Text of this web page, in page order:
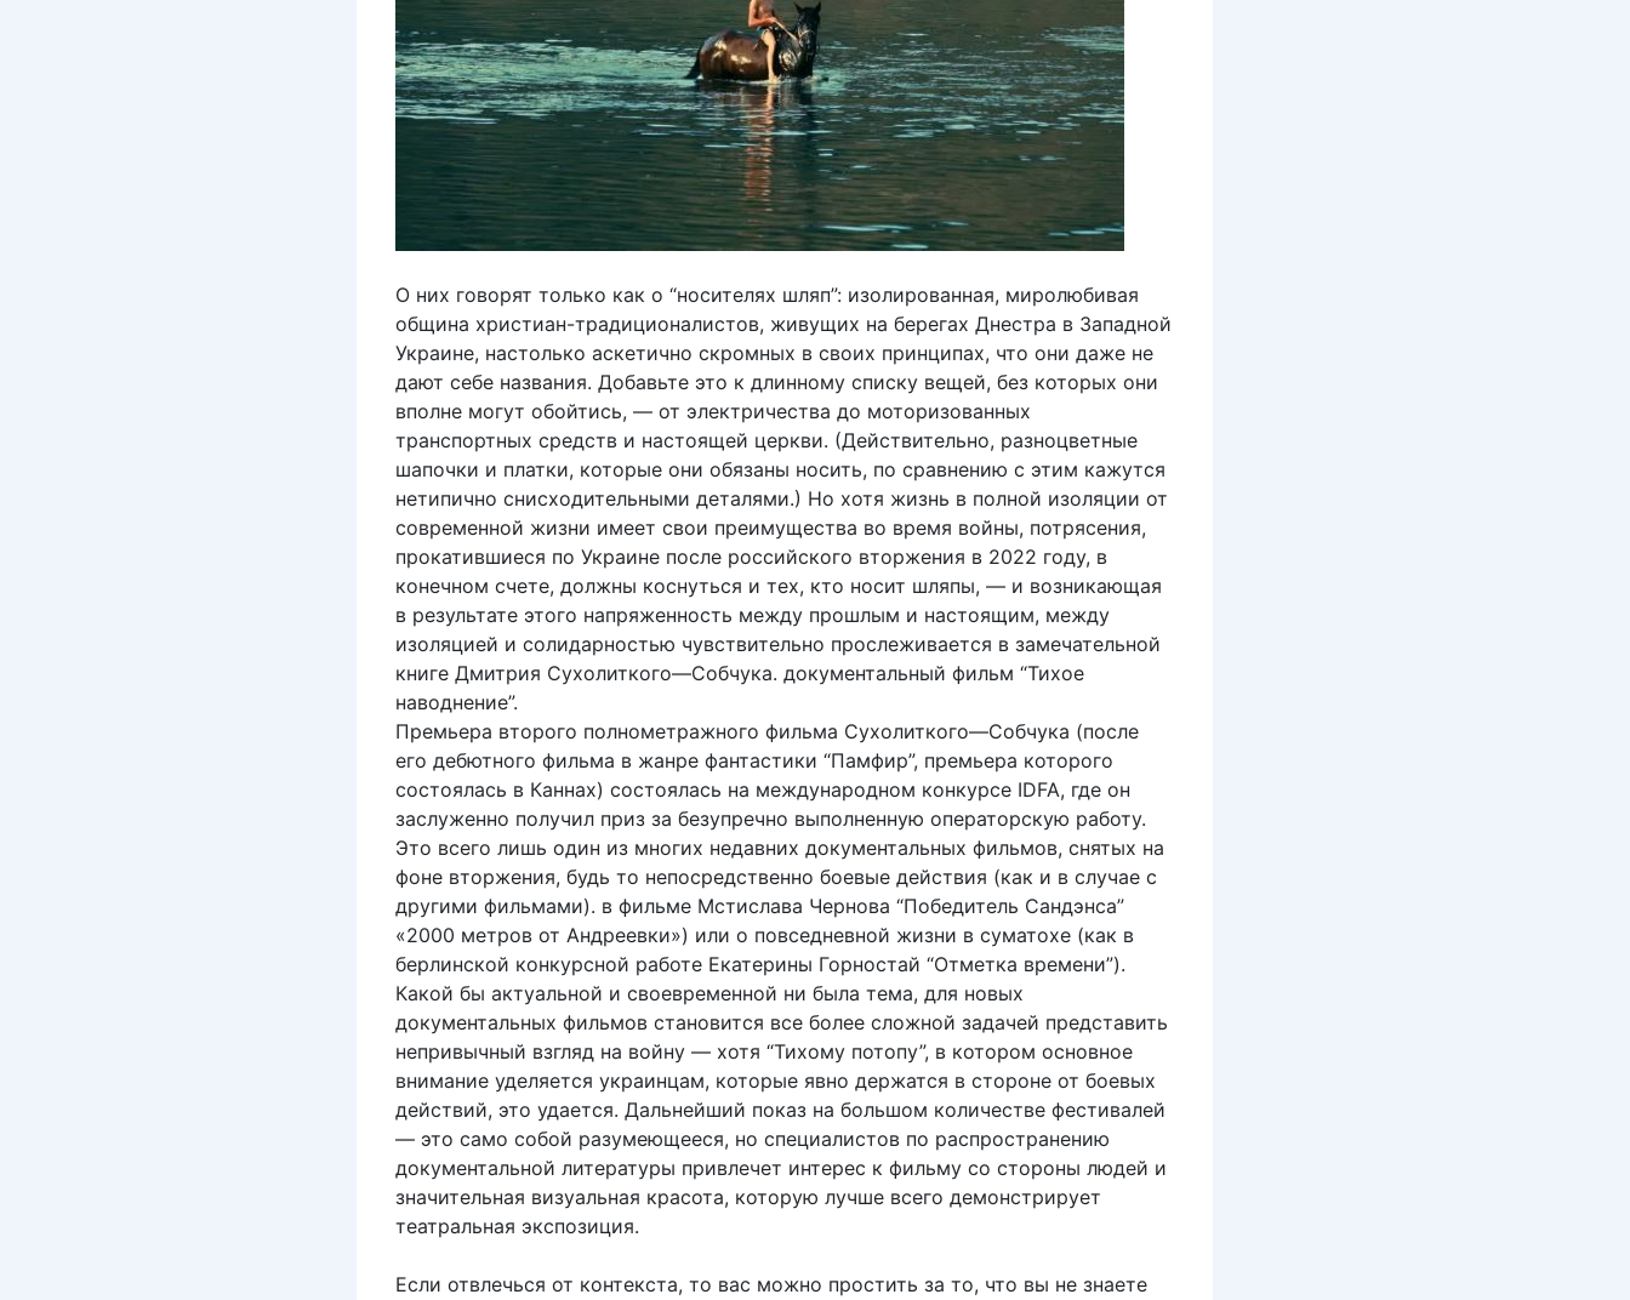
О них говорят только как о “носителях шляп”: изолированная, миролюбивая
община христиан-традиционалистов, живущих на берегах Днестра в Западной
Украине, настолько аскетично скромных в своих принципах, что они даже не
дают себе названия. Добавьте это к длинному списку вещей, без которых они
вполне могут обойтись, — от электричества до моторизованных
транспортных средств и настоящей церкви. (Действительно, разноцветные
шапочки и платки, которые они обязаны носить, по сравнению с этим кажутся
нетипично снисходительными деталями.) Но хотя жизнь в полной изоляции от
современной жизни имеет свои преимущества во время войны, потрясения,
прокатившиеся по Украине после российского вторжения в 2022 году, в
конечном счете, должны коснуться и тех, кто носит шляпы, — и возникающая
в результате этого напряженность между прошлым и настоящим, между
изоляцией и солидарностью чувствительно прослеживается в замечательной
книге Дмитрия Сухолиткого—Собчука. документальный фильм “Тихое
наводнение”.
Премьера второго полнометражного фильма Сухолиткого—Собчука (после
его дебютного фильма в жанре фантастики “Памфир”, премьера которого
состоялась в Каннах) состоялась на международном конкурсе IDFA, где он
заслуженно получил приз за безупречно выполненную операторскую работу.
Это всего лишь один из многих недавних документальных фильмов, снятых на
фоне вторжения, будь то непосредственно боевые действия (как и в случае с
другими фильмами). в фильме Мстислава Чернова “Победитель Сандэнса”
«2000 метров от Андреевки») или о повседневной жизни в суматохе (как в
берлинской конкурсной работе Екатерины Горностай “Отметка времени”).
Какой бы актуальной и своевременной ни была тема, для новых
документальных фильмов становится все более сложной задачей представить
непривычный взгляд на войну — хотя “Тихому потопу”, в котором основное
внимание уделяется украинцам, которые явно держатся в стороне от боевых
действий, это удается. Дальнейший показ на большом количестве фестивалей
— это само собой разумеющееся, но специалистов по распространению
документальной литературы привлечет интерес к фильму со стороны людей и
значительная визуальная красота, которую лучше всего демонстрирует
театральная экспозиция.
Если отвлечься от контекста, то вас можно простить за то, что вы не знаете